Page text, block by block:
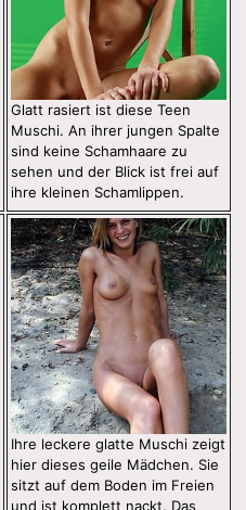
Glatt rasiert ist diese Teen
Muschi. An ihrer jungen Spalte
sind keine Schamhaare zu
sehen und der Blick ist frei auf
ihre kleinen Schamlippen.
Ihre leckere glatte Muschi zeigt
hier dieses geile Mädchen. Sie
sitzt auf dem Boden im Freien
und ist komplett nackt. Das